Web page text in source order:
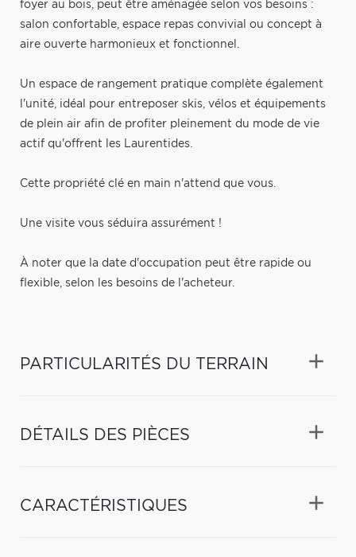
foyer au bois, peut être aménagée selon vos besoins :
salon confortable, espace repas convivial ou concept à
aire ouverte harmonieux et fonctionnel.
Un espace de rangement pratique complète également
l'unité, idéal pour entreposer skis, vélos et équipements
de plein air afin de profiter pleinement du mode de vie
actif qu'offrent les Laurentides.
Cette propriété clé en main n'attend que vous.
Une visite vous séduira assurément !
À noter que la date d'occupation peut être rapide ou
flexible, selon les besoins de l'acheteur.
PARTICULARITÉS DU TERRAIN
DÉTAILS DES PIÈCES
CARACTÉRISTIQUES